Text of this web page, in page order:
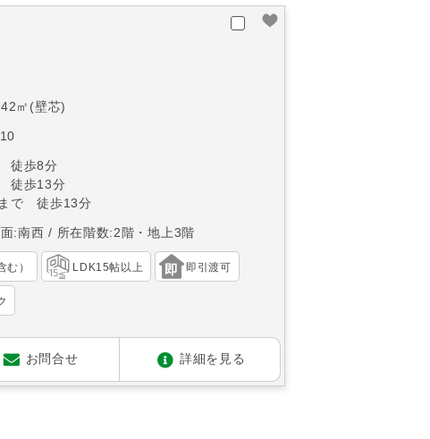
㎡(壁芯)
徒歩8分
徒歩13分
まで 徒歩13分
:南西 所在階数:2階・地上3階
む） LDK15帖以上 即引渡可
お問合せ 詳細を見る